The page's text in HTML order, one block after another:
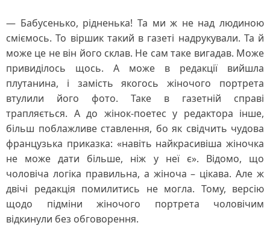
— Бабусенько, рідненька! Та ми ж не над людиною
сміємось. То віршик такий в газеті надрукували. Та й
може це не він його склав. Не сам таке вигадав. Може
привиділось щось. А може в редакції вийшла
плутанина, і замість якогось жіночого портрета
втулили його фото. Таке в газетній справі
трапляється. А до жінок-поетес у редактора інше,
більш поблажливе ставлення, бо як свідчить чудова
французька приказка: «навіть найкрасивіша жіночка
не може дати більше, ніж у неї є». Відомо, що
чоловіча логіка правильна, а жіноча – цікава. Але ж
двічі редакція помилитись не могла. Тому, версію
щодо підміни жіночого портрета чоловічим
відкинули без обговорення.